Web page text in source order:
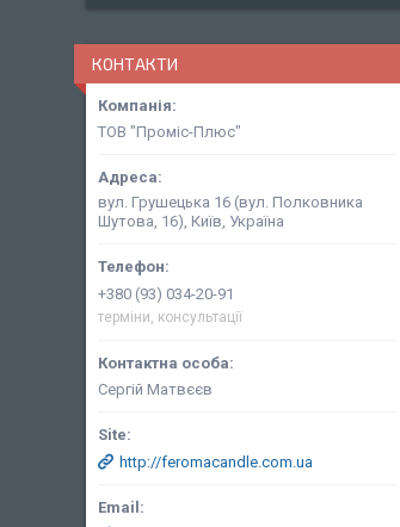
КОНТАКТИ
ТОВ "Проміс-Плюс"
вул. Грушецька 16 (вул. Полковника
Шутова, 16), Київ, Україна
+380 (93) 034-20-91
терміни, консультації
Сергій Матвєєв
http://feromacandle.com.ua